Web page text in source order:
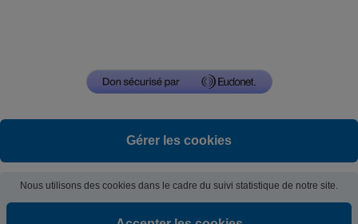
Gérer les cookies
Nous utilisons des cookies dans le cadre du suivi statistique de notre site.